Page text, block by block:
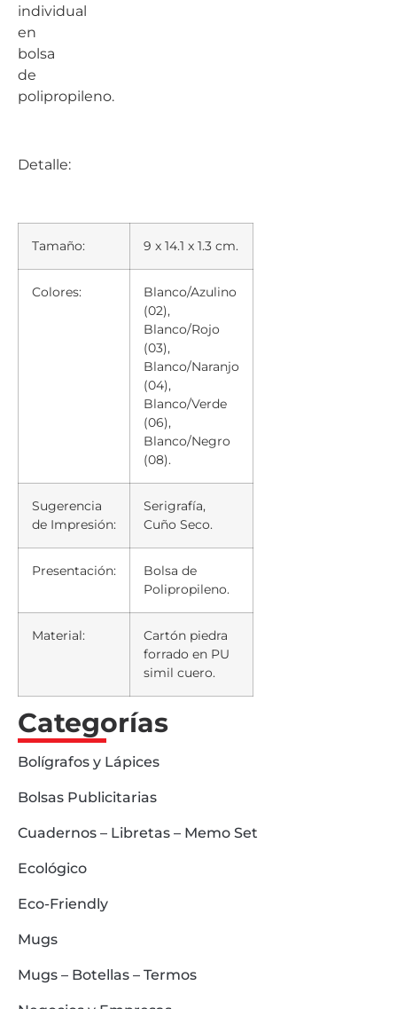
individual
en
bolsa
de
polipropileno.
Detalle:
Tamaño: 9 x 14.1 x 1.3 cm.
Colores:
Blanco/Azulino
(02),
Blanco/Rojo
(03),
Blanco/Naranjo
(04),
Blanco/Verde
(06),
Blanco/Negro
(08).
Sugerencia
de Impresión:
Serigrafía,
Cuño Seco.
Presentación:
Bolsa de
Polipropileno.
Material:
Cartón piedra
forrado en PU
simil cuero.
Categorías
Bolígrafos y Lápices
Bolsas Publicitarias
Cuadernos – Libretas – Memo Set
Ecológico
Eco-Friendly
Mugs
Mugs – Botellas – Termos